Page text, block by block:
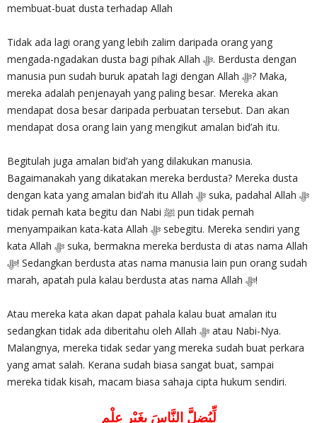
membuat-buat dusta terhadap Allah
Tidak ada lagi orang yang lebih zalim daripada orang yang
mengada-ngadakan dusta bagi pihak Allah ‎ﷻ. Berdusta dengan
manusia pun sudah buruk apatah lagi dengan Allah ‎ﷻ? Maka,
mereka adalah penjenayah yang paling besar. Mereka akan
mendapat dosa besar daripada perbuatan tersebut. Dan akan
mendapat dosa orang lain yang mengikut amalan bid’ah itu.
Begitulah juga amalan bid’ah yang dilakukan manusia.
Bagaimanakah yang dikatakan mereka berdusta? Mereka dusta
dengan kata yang amalan bid’ah itu Allah ‎ﷻ suka, padahal Allah ‎ﷻ
tidak pernah kata begitu dan Nabi ﷺ pun tidak pernah
menyampaikan kata-kata Allah ‎ﷻ sebegitu. Mereka sendiri yang
kata Allah ‎ﷻ suka, bermakna mereka berdusta di atas nama Allah
marah, apatah pula kalau berdusta atas nama Allah ‎ﷻ!
Atau mereka kata akan dapat pahala kalau buat amalan itu
sedangkan tidak ada diberitahu oleh Allah ‎ﷻ atau Nabi-Nya.
Malangnya, mereka tidak sedar yang mereka sudah buat perkara
yang amat salah. Kerana sudah biasa sangat buat, sampai
mereka tidak kisah, macam biasa sahaja cipta hukum sendiri.
لِّيُضِلَّ النَّاسَ بِغَيْرِ عِلْمٍ